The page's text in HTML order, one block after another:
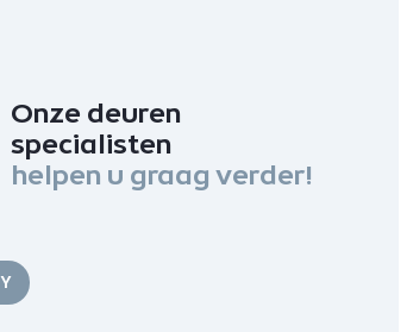
Onze deuren
specialisten
helpen u graag verder!